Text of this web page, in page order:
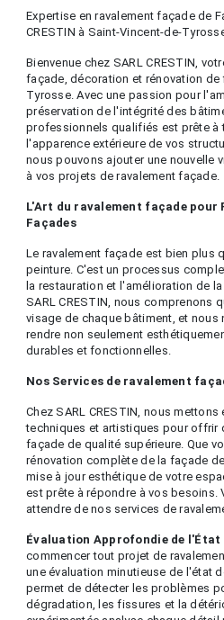
Expertise en ravalement façade de
CRESTIN à Saint-Vincent-de-
Bienvenue chez SARL CRESTIN,
façade, décoration et rénovation de
Tyrosse. Avec une passion pour
préservation de l'intégrité des
professionnels qualifiés est prête à
l'apparence extérieure de vos
nous pouvons ajouter une nouvelle
à vos projets de ravalement façade.
L'Art du ravalement façade pour
Façades
Le ravalement façade est bien plus
peinture. C'est un processus
la restauration et l'amélioration de
SARL CRESTIN, nous comprenons
visage de chaque bâtiment, et nous
rendre non seulement
durables et fonctionnelles.
Nos Services de ravalement
Chez SARL CRESTIN, nous
techniques et artistiques pour offrir
façade de qualité supérieure. Que
rénovation complète de la façade
mise à jour esthétique de votre
est prête à répondre à vos besoins.
attendre de nos services de
Évaluation Approfondie de l'État
commencer tout projet de
une évaluation minutieuse de l'état
permet de détecter les problèmes
dégradation, les fissures et la